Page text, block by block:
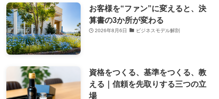
お客様を“ファン”に変えると、決
算書の3か所が変わる
2026年8月6日 ビジネスモデル解剖
資格をつくる、基準をつくる、教
える｜信頼を先取りする三つの立
場